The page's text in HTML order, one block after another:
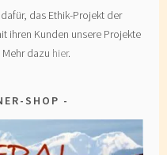
das Ethik-Projekt der
ihren Kunden unsere Projekte
dazu hier.
SHOP